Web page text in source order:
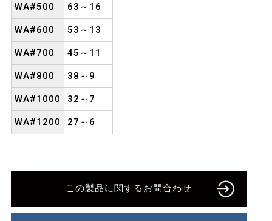
WA#500 63～16
WA#600 53～13
WA#700 45～11
WA#800 38～9
WA#1000 32～7
WA#1200 27～6
この製品に関するお問合わせ